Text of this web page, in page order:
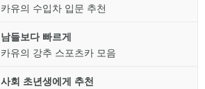
카유의 수입차 입문 추천
남들보다 빠르게
카유의 강추 스포츠카 모음
사회 초년생에게 추천